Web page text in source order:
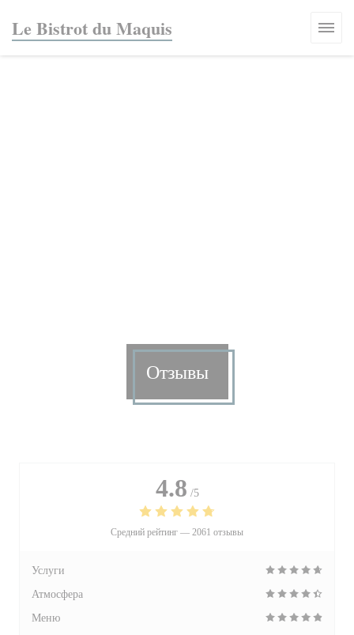
Le Bistrot du Maquis
Отзывы
4.8 /5
Средний рейтинг — 2061 отзывы
Услуги
Атмосфера
Меню